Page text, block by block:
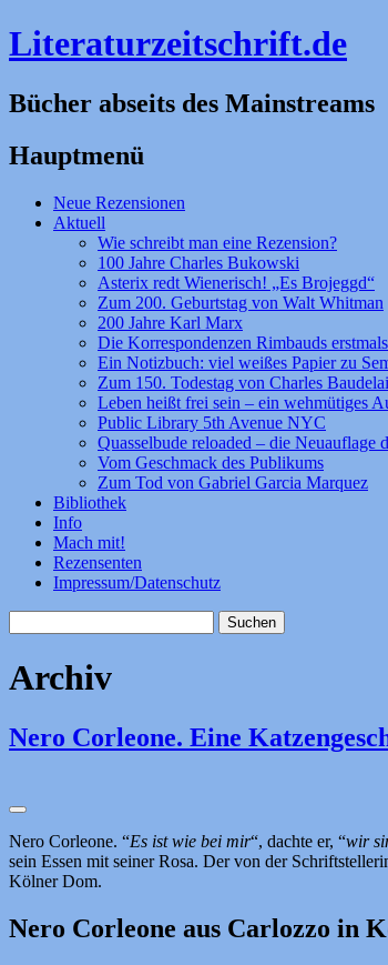
Literaturzeitschrift.de
Bücher abseits des Mainstreams
Hauptmenü
Zum
Inhalt
Neue Rezensionen
Aktuell
Wie schreibt man eine Rezension?
100 Jahre Charles Bukowski
Asterix redt Wienerisch! „Es Brojeggd“
Zum 200. Geburtstag von Walt Whitman
200 Jahre Karl Marx
Die Korrespondenzen Rimbauds
Ein Notizbuch: viel weißes Papier zu
Zum 150. Todestag von Charles
Leben heißt frei sein – ein wehmütiges
Public Library 5th Avenue NYC
Quasselbude reloaded – die Neuauflage
Vom Geschmack des Publikums
Zum Tod von Gabriel Garcia Marquez
Bibliothek
Info
Mach mit!
Rezensenten
Impressum/Datenschutz
nach:
Archiv
Nero Corleone. Eine
Nero Corleone. “Es ist wie bei mir“, dachte er, “wir
sein Essen mit seiner Rosa. Der von der
Kölner Dom.
Nero Corleone aus Carlozzo in